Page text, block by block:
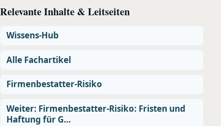
Relevante Inhalte & Leitseiten
Wissens-Hub
Alle Fachartikel
Firmenbestatter-Risiko
Weiter: Firmenbestatter-Risiko: Fristen und
Haftung für G…